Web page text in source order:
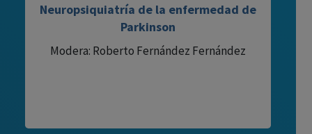
Neuropsiquiatría de la enfermedad de
Parkinson
Modera: Roberto Fernández Fernández